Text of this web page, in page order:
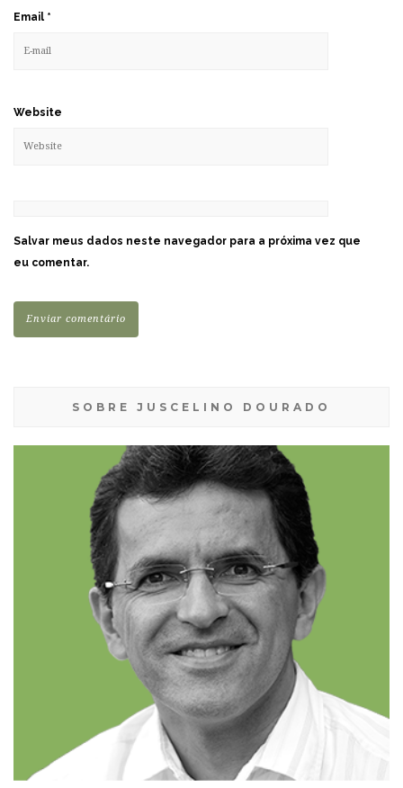
Email *
Website
Salvar meus dados neste navegador para a próxima vez que
eu comentar.
SOBRE JUSCELINO DOURADO